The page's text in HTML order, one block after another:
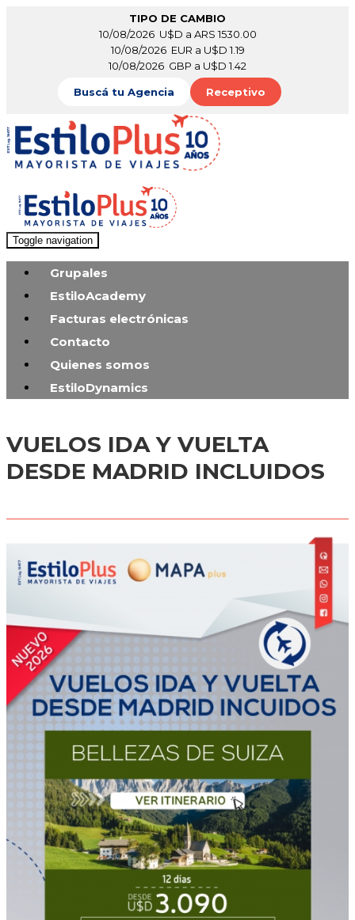
TIPO DE CAMBIO
10/08/2026 U$D a ARS 1530.00
10/08/2026 EUR a U$D 1.19
10/08/2026 GBP a U$D 1.42
Buscá tu Agencia Receptivo
Toggle navigation
Grupales
EstiloAcademy
Facturas electrónicas
Contacto
Quienes somos
EstiloDynamics
VUELOS IDA Y VUELTA
DESDE MADRID INCLUIDOS